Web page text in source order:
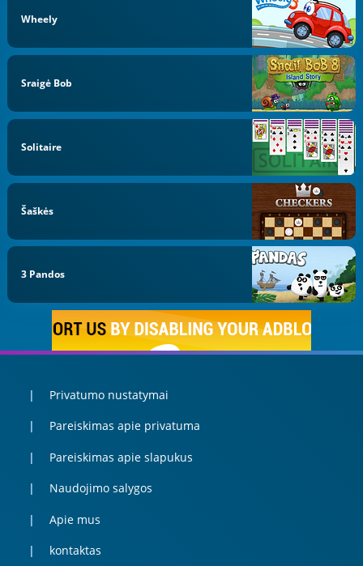
Wheely
Sraigė Bob
Solitaire
Šaškės
3 Pandos
Privatumo nustatymai
Pareiskimas apie privatuma
Pareiskimas apie slapukus
Naudojimo salygos
Apie mus
kontaktas